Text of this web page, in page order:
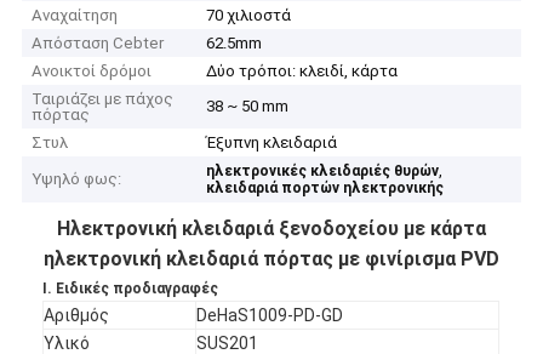
Αναχαίτηση
70 χιλιοστά
Απόσταση Cebter
62.5mm
Ανοικτοί δρόμοι
Δύο τρόποι: κλειδί, κάρτα
Ταιριάζει με πάχος
πόρτας
38 ~ 50 mm
Στυλ
Έξυπνη κλειδαριά
Υψηλό φως:
ηλεκτρονικές κλειδαριές θυρών,
κλειδαριά πορτών ηλεκτρονικής
Ηλεκτρονική κλειδαριά ξενοδοχείου με κάρτα
ηλεκτρονική κλειδαριά πόρτας με φινίρισμα PVD
Ι. Ειδικές προδιαγραφές
Αριθμός
DeHaS1009-PD-GD
Υλικό
SUS201